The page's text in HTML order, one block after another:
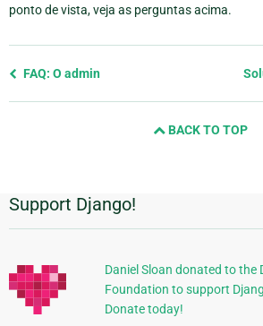
ponto de vista, veja as perguntas acima.
Previous
FAQ: O admin
BACK TO TOP
Informações
Adicionais
Support Django!
Daniel Sloan donated to the
Foundation to support
Donate today!